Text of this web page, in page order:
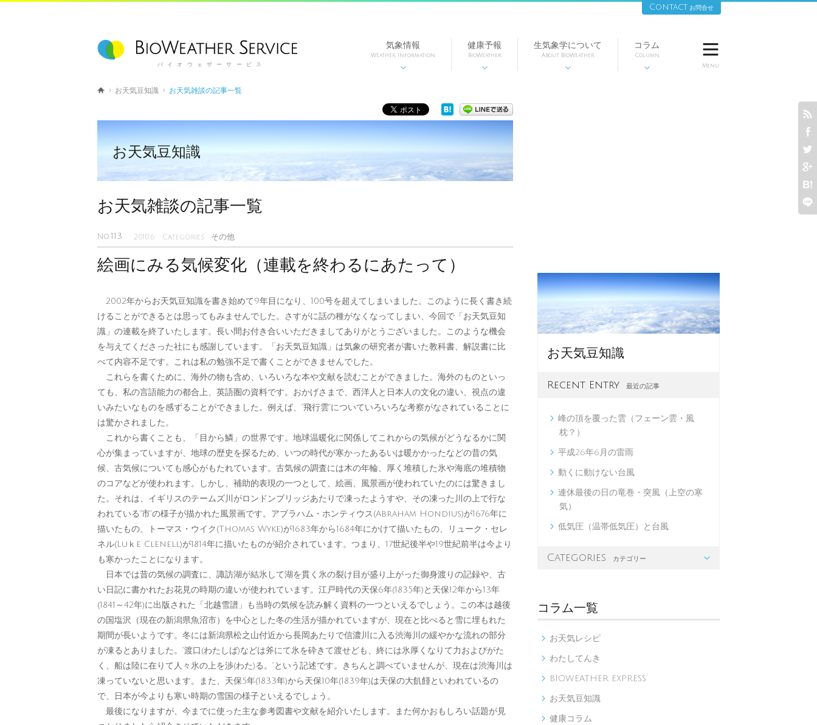
バイオウェザーサービス
気象情報
Weather Information

健康予報
BioWeather

生気象学について
About BioWeather

コラム
Column


Menu
お天気豆知識 お天気雑談の記事一覧
お天気豆知識
お天気雑談の記事一覧
No.113 2010.6 Categories その他
絵画にみる気候変化（連載を終わるにあたって）
2002年からお天気豆知識を書き始めて9年目になり、100号を超えてしまいました。このように長く書き続
けることができるとは思ってもみませんでした。さすがに話の種がなくなってしまい、今回で「お天気豆知
識」の連載を終了いたします。長い間お付き合いいただきましてありがとうございました。このような機会
を与えてくださった社にも感謝しています。「お天気豆知識」は気象の研究者が書いた教科書、解説書に比
べて内容不足です。これは私の勉強不足で書くことができませんでした。
これらを書くために、海外の物も含め、いろいろな本や文献を読むことができました。海外のものといっ
ても、私の言語能力の都合上、英語圏の資料です。おかげさまで、西洋人と日本人の文化の違い、視点の違
いみたいなものを感ずることができました。例えば、“飛行雲”についていろいろな考察がなされていることに
は驚かされました。
これから書くことも、「目から鱗」の世界です。地球温暖化に関係してこれからの気候がどうなるかに関
心が集まっていますが、地球の歴史を探るため、いつの時代が寒かったあるいは暖かかったなどの昔の気
候、古気候についても感心がもたれています。古気候の調査には木の年輪、厚く堆積した氷や海底の堆積物
のコアなどが使われます。しかし、補助的表現の一つとして、絵画、風景画が使われていたのには驚きまし
た。それは、イギリスのテームズ川がロンドンブリッジあたりで凍ったようすや、その凍った川の上で行な
われている“市”の様子が描かれた風景画です。アブラハム・ホンティウス(Abraham Hondius)が1676年に
描いたもの、トーマス・ウイク(Thomas Wyke)が1683年から1684年にかけて描いたもの、リューク・セレ
ネル(Luｋe Clenell)が1814年に描いたものが紹介されています。つまり、17世紀後半や19世紀前半は今より
も寒かったことになります。
日本では昔の気候の調査に、諏訪湖が結氷して湖を貫く氷の裂け目が盛り上がった御身渡りの記録や、古
い日記に書かれたお花見の時期の違いが使われています。江戸時代の天保6年(1835年)と天保12年から13年
(1841～42年)に出版された「北越雪譜」も当時の気候を読み解く資料の一つといえるでしょう。この本は越後
の国塩沢（現在の新潟県魚沼市）を中心とした冬の生活が描かれていますが、現在と比べると雪に埋もれた
期間が長いようです。冬には新潟県松之山付近から長岡あたりで信濃川に入る渋海川の緩やかな流れの部分
が凍るとありました。“渡口(わたしば)などは斧にて氷を砕きて渡せども、終には氷厚くなりて力およびがた
く、船は陸に在りて人々氷の上を渉(わた)る。”という記述です。きちんと調べていませんが、現在は渋海川は
凍っていないと思います。また、天保5年(1833年)から天保10年(1839年)は天保の大飢饉といわれているの
で、日本が今よりも寒い時期の雪国の様子といえるでしょう。
最後になりますが、今までに使った主な参考図書や文献を紹介いたします。また何かおもしろい話題が見
お天気豆知識
Recent Entry 最近の記事

峰の頂を覆った雲（フェーン雲・風
枕？）
 平成26年6月の雷雨
 動くに動けない台風

連休最後の日の竜巻・突風（上空の寒
気）
 低気圧（温帯低気圧）と台風
Categories カテゴリー 
コラム一覧
 お天気レシピ
 わたしてんき
 BIOWEATHER EXPRESS
 お天気豆知識
 健康コラム






Contact お問合せ